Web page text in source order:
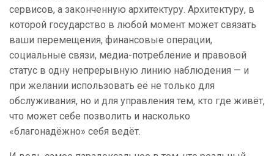
сервисов, а законченную архитектуру. Архитектуру, в
которой государство в любой момент может связать
ваши перемещения, финансовые операции,
социальные связи, медиа-потребление и правовой
статус в одну непрерывную линию наблюдения — и
при желании использовать её не только для
обслуживания, но и для управления тем, кто где живёт,
что может себе позволить и насколько
«благонадёжно» себя ведёт.